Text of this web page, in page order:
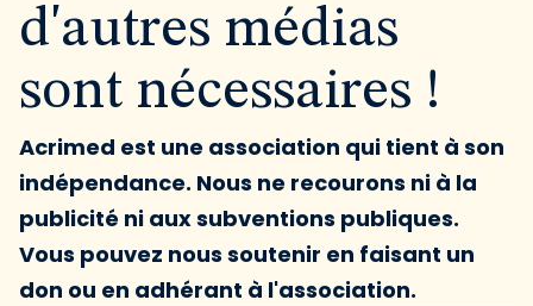
d'autres médias
sont nécessaires !
Acrimed est une association qui tient à son
indépendance. Nous ne recourons ni à la
publicité ni aux subventions publiques.
Vous pouvez nous soutenir en faisant un
don ou en adhérant à l'association.